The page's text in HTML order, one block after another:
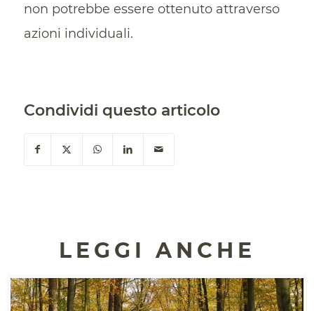
non potrebbe essere ottenuto attraverso
azioni individuali.
Condividi questo articolo
LEGGI ANCHE